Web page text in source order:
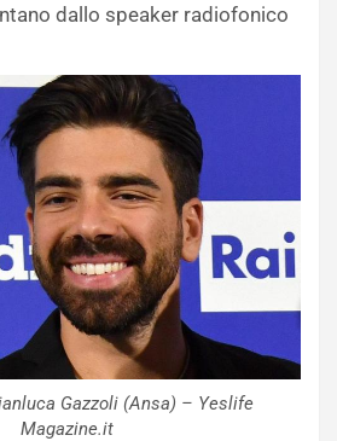
dallo speaker radiofonico
Gazzoli (Ansa) – Yeslife
Magazine.it